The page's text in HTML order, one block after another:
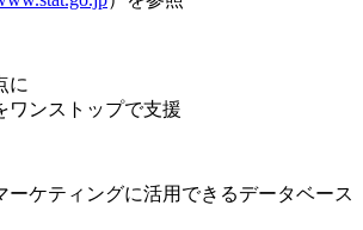
に
ワンストップで支援
ーケティングに活用できるデータベース